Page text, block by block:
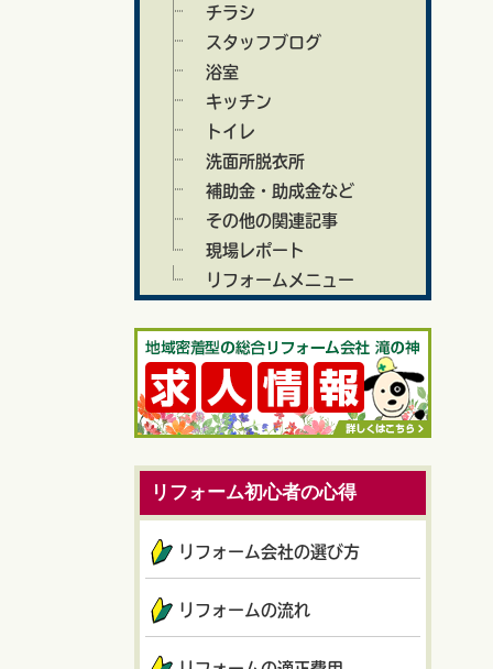
チラシ
スタッフブログ
浴室
キッチン
トイレ
洗面所脱衣所
補助金・助成金など
その他の関連記事
現場レポート
リフォームメニュー
リフォーム初心者の心得
リフォーム会社の選び方
リフォームの流れ